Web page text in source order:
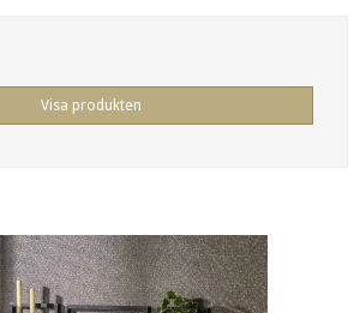
Visa produkten